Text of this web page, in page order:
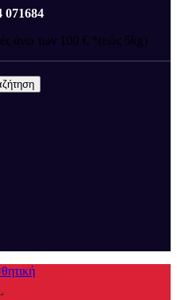
071684
άνω των 100 € *(εώς 5kg)